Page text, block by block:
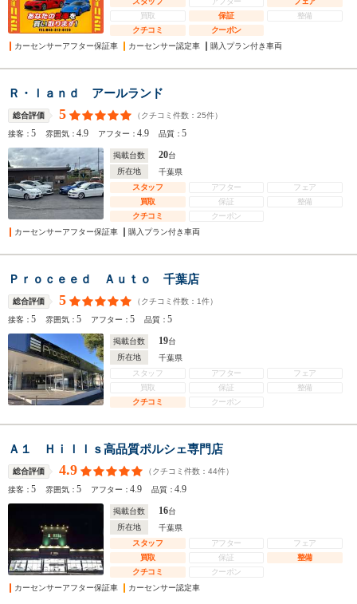
買取
保証
整備
クチコミ
クーポン
カーセンサーアフター保証車
カーセンサー認定車 購入プラン付き車両
Ｒ・ｌａｎｄ アールランド
総合評価 5 （クチコミ件数： 25件）
接客：5 雰囲気：4.9 アフター：4.9 品質：5
掲載台数 20台
所在地
千葉県
スタッフ
アフター
フェア
買取
保証
整備
クチコミ
クーポン
カーセンサーアフター保証車
購入プラン付き車両
Ｐｒｏｃｅｅｄ Ａｕｔｏ 千葉店
総合評価 5 （クチコミ件数： 1件）
接客：5 雰囲気：5 アフター：5 品質：5
掲載台数 19台
所在地
千葉県
スタッフ
アフター
フェア
買取
保証
整備
クチコミ
クーポン
Ａ１ Ｈｉｌｌｓ高品質ポルシェ専門店
総合評価 4.9 （クチコミ件数： 44件）
接客：5 雰囲気：5 アフター：4.9 品質：4.9
掲載台数 16台
所在地
千葉県
スタッフ
アフター
フェア
買取
保証
整備
クチコミ
クーポン
カーセンサーアフター保証車
カーセンサー認定車